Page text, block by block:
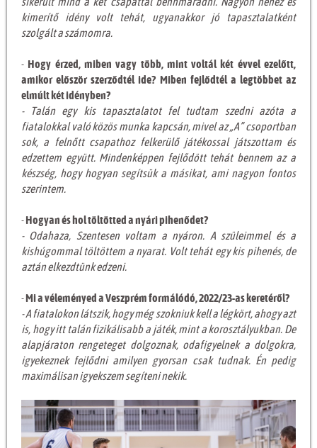
kimerítő idény volt tehát, ugyanakkor jó tapasztalatként
szolgált a számomra.
- Hogy érzed, miben vagy több, mint voltál két évvel ezelőtt,
amikor először szerződtél ide? Miben fejlődtél a legtöbbet az
elmúlt két idényben?
- Talán egy kis tapasztalatot fel tudtam szedni azóta a
fiatalokkal való közös munka kapcsán, mivel az „A” csoportban
sok, a felnőtt csapathoz felkerülő játékossal játszottam és
edzettem együtt. Mindenképpen fejlődött tehát bennem az a
készség, hogy hogyan segítsük a másikat, ami nagyon fontos
szerintem.
- Hogyan és hol töltötted a nyári pihenődet?
- Odahaza, Szentesen voltam a nyáron. A szüleimmel és a
kishúgommal töltöttem a nyarat. Volt tehát egy kis pihenés, de
aztán elkezdtünk edzeni.
- Mi a véleményed a Veszprém formálódó, 2022/23-as keretéről?
- A fiatalokon látszik, hogy még szokniuk kell a légkört, ahogy azt
is, hogy itt talán fizikálisabb a játék, mint a korosztályukban. De
alapjáraton rengeteget dolgoznak, odafigyelnek a dolgokra,
igyekeznek fejlődni amilyen gyorsan csak tudnak. Én pedig
maximálisan igyekszem segíteni nekik.